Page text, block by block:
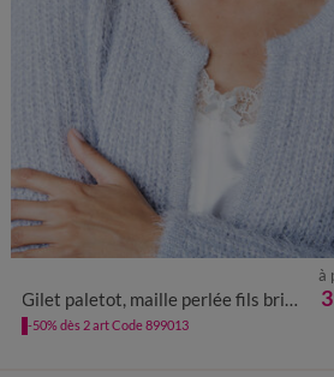
52
Gilet paletot, maille perlée fils brillants
à
-50% dès 2 art Code 899013